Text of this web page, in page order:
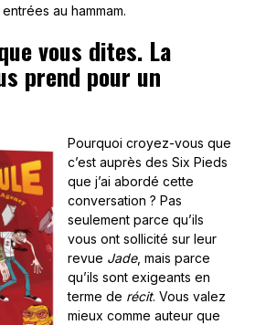
au hammam.
vous dites. La
prend pour un
Pourquoi croyez-vous que
c’est auprès des Six Pieds
que j’ai abordé cette
conversation ? Pas
seulement parce qu’ils
vous ont sollicité sur leur
revue Jade, mais parce
qu’ils sont exigeants en
terme de récit. Vous valez
mieux comme auteur que